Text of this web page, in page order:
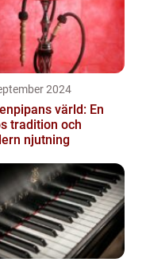
2024
värld: En
tradition och
njutning